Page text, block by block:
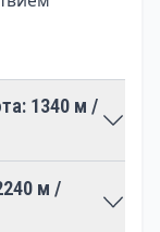
деревень,
каждая из
долины.
почитаемому
холма,
на
1340 м /
м /